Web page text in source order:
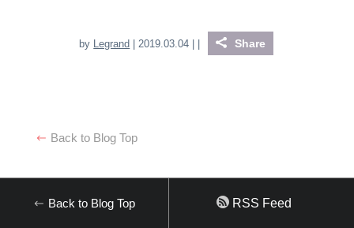
by Legrand | 2019.03.04 | Share
Back to Blog Top
Back to Blog Top RSS Feed